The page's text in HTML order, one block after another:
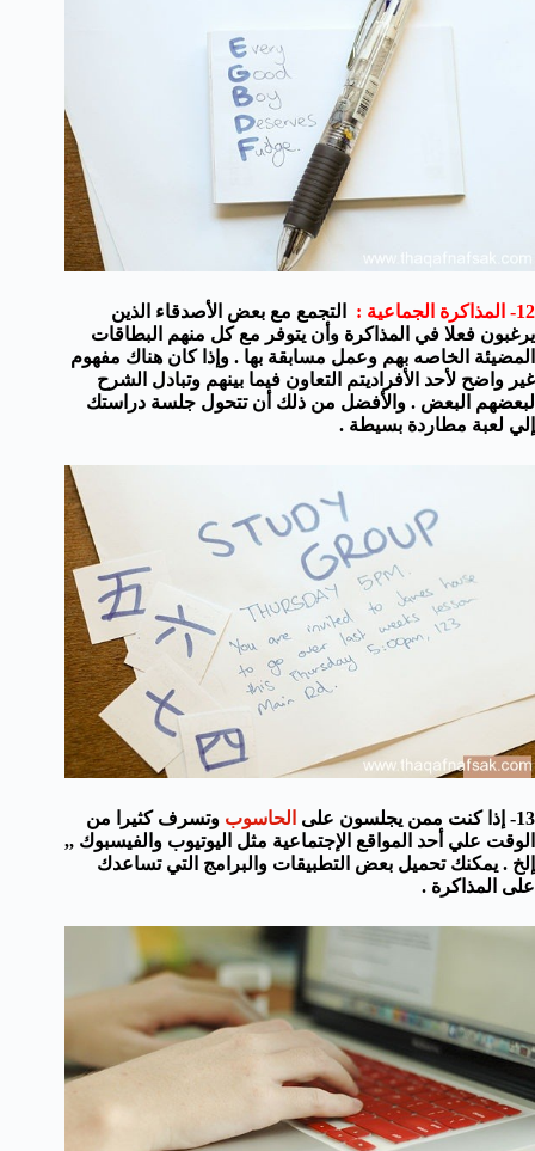
12- المذاكرة الجماعية :
التجمع مع بعض الأصدقاء الذين
يرغبون فعلا في المذاكرة وأن يتوفر مع كل منهم البطاقات
المضيئة الخاصه بهم وعمل مسابقة بها . وإذا كان هناك مفهوم
غير واضح لأحد الأفراديتم التعاون فيما بينهم وتبادل الشرح
لبعضهم البعض . والأفضل من ذلك أن تتحول جلسة دراستك
إلي لعبة مطاردة بسيطة .
13- إذا كنت ممن يجلسون على الحاسوب وتسرف كثيرا من
الوقت علي أحد المواقع الإجتماعية مثل اليوتيوب والفيسبوك ,,
إلخ . يمكنك تحميل بعض التطبيقات والبرامج التي تساعدك
على المذاكرة .